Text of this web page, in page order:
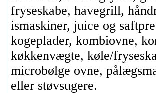
fryseskabe, havegrill,
ismaskiner, juice og
kogeplader, kombiovne,
køkkenvægte, køle/
microbølge ovne,
eller støvsugere.